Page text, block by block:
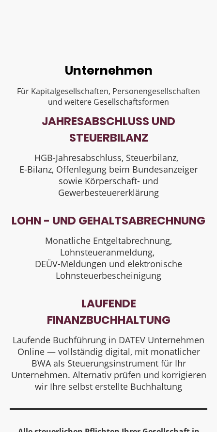
Unternehmen
Für Kapitalgesellschaften, Personengesellschaften
und weitere Gesellschaftsformen
JAHRESABSCHLUSS UND
STEUERBILANZ
HGB-Jahresabschluss, Steuerbilanz,
E-Bilanz, Offenlegung beim Bundesanzeiger
sowie Körperschaft- und
Gewerbesteuererklärung
LOHN - UND GEHALTSABRECHNUNG
Monatliche Entgeltabrechnung,
Lohnsteueranmeldung,
DEÜV-Meldungen und elektronische
Lohnsteuerbescheinigung
LAUFENDE
FINANZBUCHHALTUNG
Laufende Buchführung in DATEV Unternehmen
Online — vollständig digital, mit monatlicher
BWA als Steuerungsinstrument für Ihr
Unternehmen. Alternativ prüfen und korrigieren
wir Ihre selbst erstellte Buchhaltung